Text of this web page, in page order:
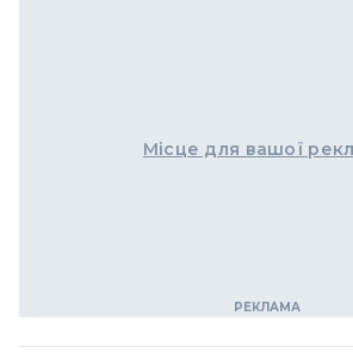
Місце для вашої